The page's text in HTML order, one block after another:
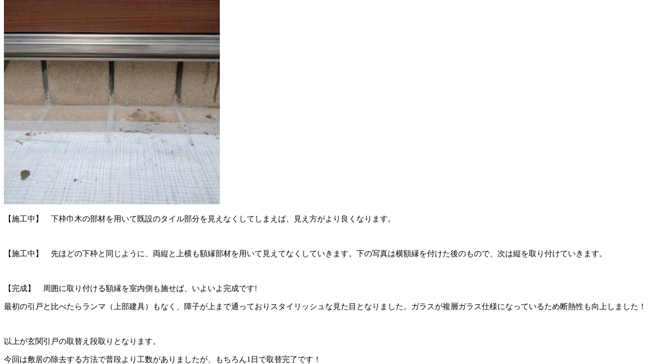
【施工中】 下枠巾木の部材を用いて既設のタイル部分を見えなくしてしまえば、見え方がより良くなります。
【施工中】 先ほどの下枠と同じように、両縦と上横も額縁部材を用いて見えてなくしていきます。下の写真は横額縁を付けた後のもので、次は縦を取り付けていきます。
【完成】 周囲に取り付ける額縁を室内側も施せば、いよいよ完成です!
最初の引戸と比べたらランマ（上部建具）もなく、障子が上まで通っておりスタイリッシュな見た目となりました。ガラスが複層ガラス仕様になっているため断熱性も向上しました！
以上が玄関引戸の取替え段取りとなります。
今回は敷居の除去する方法で普段より工数がありましたが、もちろん1日で取替完了です！